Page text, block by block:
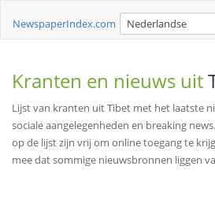
NewspaperIndex.com Nederlandse
Kranten en nieuws uit
Lijst van kranten uit Tibet met het laatste
sociale aangelegenheden en breaking
op de lijst zijn vrij om online toegang te
mee dat sommige nieuwsbronnen liggen